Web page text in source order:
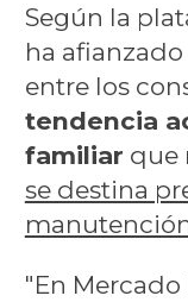
Según la
ha
entre los
tendencia
familiar que
se destina
"En Mercado